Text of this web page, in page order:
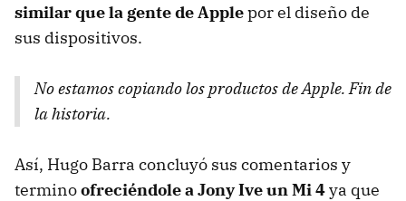
similar que la gente de Applepor el diseño de
sus dispositivos.
No estamos copiando los productos de Apple. Fin de
la historia.
Así, Hugo Barra concluyó sus comentarios y
terminoofreciéndole a Jony Ive un Mi 4ya que